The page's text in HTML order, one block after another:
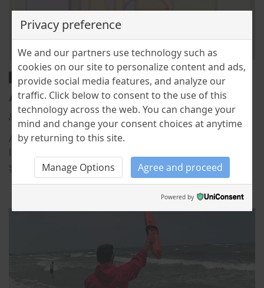
BLOG LABORATOR CULTURAL
ALFABETUL – HARTA SECRETĂ A OMENIRII
Cristina Stefanescu 18 August 2025 0
Ai deschis vreodată un abecedar și te-ai gândit că
și scris, ci fragmente de […]
Privacy preference
We and our partners use technology such as
cookies on our site to personalize content and ads,
provide social media features, and analyze our
traffic. Click below to consent to the use of this
technology across the web. You can change your
mind and change your consent choices at anytime
by returning to this site.
Manage Options Agree and proceed
Powered by